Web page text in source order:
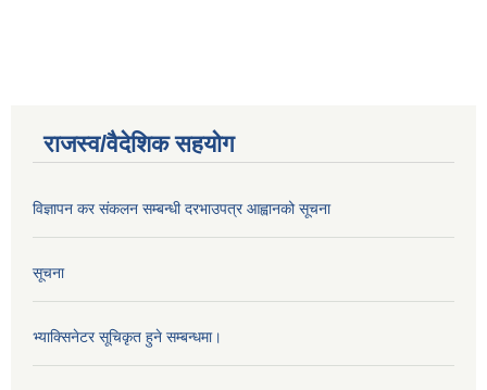
राजस्व/वैदेशिक सहयोग
विज्ञापन कर संकलन सम्बन्धी दरभाउपत्र आह्वानको सूचना
सूचना
भ्याक्सिनेटर सूचिकृत हुने सम्बन्धमा।